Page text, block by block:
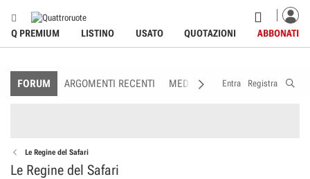
Q PREMIUM LISTINO USATO QUOTAZIONI ABBONATI
FORUM ARGOMENTI RECENTI MEDIA MEMBRI
Entra Registra
Le Regine del Safari
Le Regine del Safari